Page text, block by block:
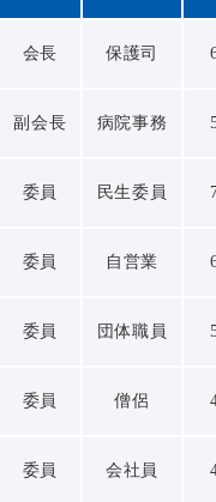
会長 保護司
副会長 病院事務
委員 民生委員
委員 自営業
委員 団体職員
委員 僧侶
委員 会社員